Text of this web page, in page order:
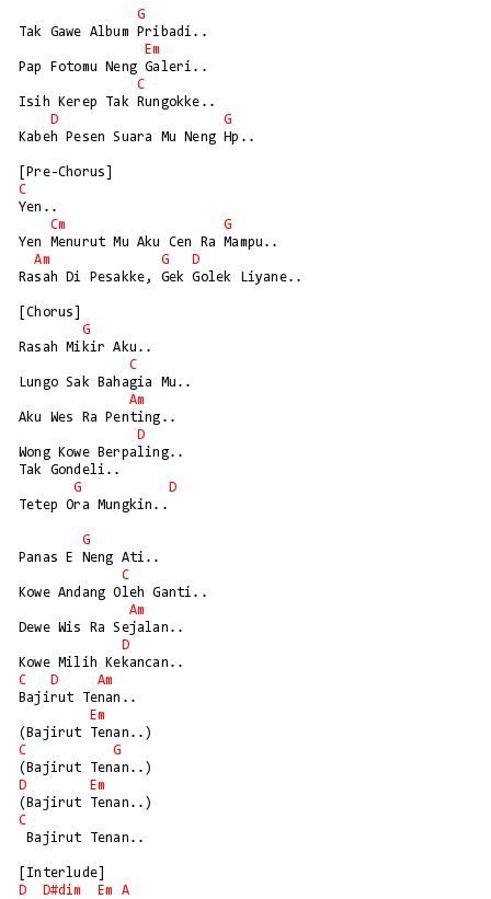
G
Tak Gawe Album Pribadi..
Em
Pap Fotomu Neng Galeri..
C
Isih Kerep Tak Rungokke..
D
G
Kabeh Pesen Suara Mu Neng Hp..
C
Yen..
Cm
G
Yen Menurut Mu Aku Cen Ra Mampu..
Am
G
D
Rasah Di Pesakke, Gek Golek Liyane..
[Chorus]
G
Rasah Mikir Aku..
C
Lungo Sak Bahagia Mu..
Am
Aku Wes Ra Penting..
D
Wong Kowe Berpaling..
Tak Gondeli..
G
D
Tetep Ora Mungkin..
G
Panas E Neng Ati..
C
Kowe Andang Oleh Ganti..
Am
Dewe Wis Ra Sejalan..
D
C
D
Am
Bajirut Tenan..
Em
C
G
D
Em
C
D
D#dim Em
A